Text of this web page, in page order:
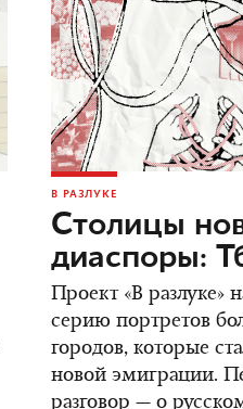
В РАЗЛУКЕ
Столицы
диаспоры:
Проект «В разлуке»
серию портретов
городов, которые
новой эмиграции.
разговор — о